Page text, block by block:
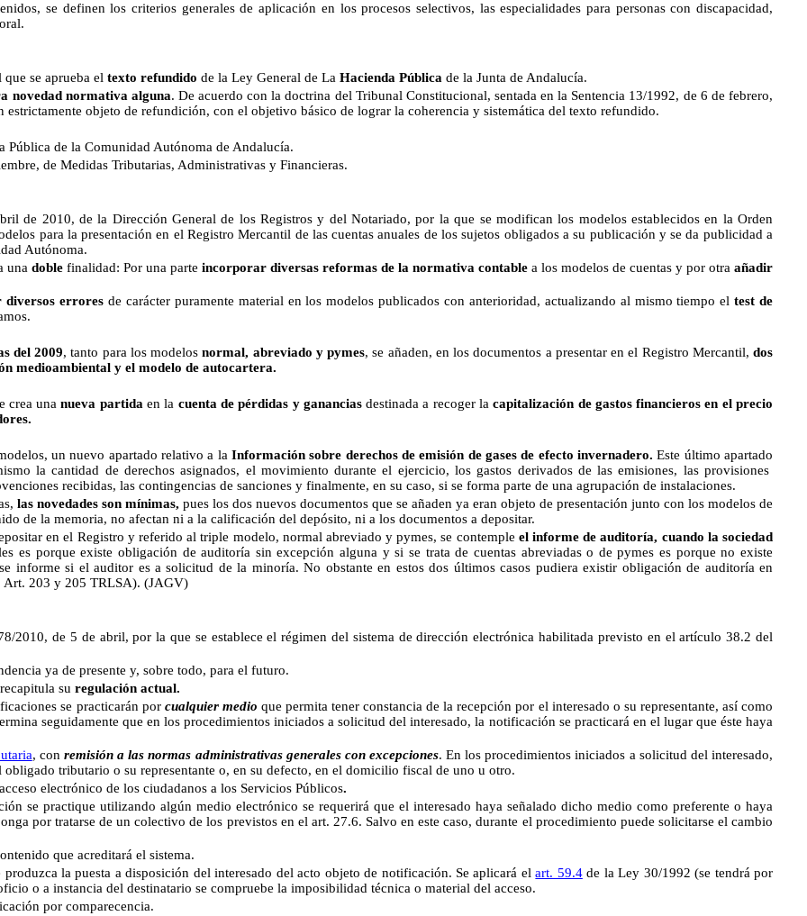
definen los criterios generales de aplicación en los procesos selectivos, las especialidades para personas con discapacidad,
se aprueba el texto refundido de la Ley General de La Hacienda Pública de la Junta de Andalucía.
novedad normativa alguna. De acuerdo con la doctrina del Tribunal Constitucional, sentada en la Sentencia 13/1992, de 6 de febrero,
estrictamente objeto de refundición, con el objetivo básico de lograr la coherencia y sistemática del texto refundido.
de la Comunidad Autónoma de Andalucía.
de Medidas Tributarias, Administrativas y Financieras.
de 2010, de la Dirección General de los Registros y del Notariado, por la que se modifican los modelos establecidos en la Orden
para la presentación en el Registro Mercantil de las cuentas anuales de los sujetos obligados a su publicación y se da publicidad a
Autónoma.
una doble finalidad: Por una parte incorporar diversas reformas de la normativa contable a los modelos de cuentas y por otra añadir
diversos errores de carácter puramente material en los modelos publicados con anterioridad, actualizando al mismo tiempo eltest de
del 2009, tanto para los modelosnormal, abreviado y pymes, se añaden, en los documentos a presentar en el Registro Mercantil,dos
medioambiental y el modelo de autocartera.
crea unanueva partida en la cuenta de pérdidas y gananciasdestinada a recoger lacapitalización de gastos financieros en el precio
un nuevo apartado relativo a la Información sobre derechos de emisión de gases de efecto invernadero. Este último apartado
la cantidad de derechos asignados, el movimiento durante el ejercicio, los gastos derivados de las emisiones, las provisiones
recibidas, las contingencias de sanciones y finalmente, en su caso, si se forma parte de una agrupación de instalaciones.
las novedades son mínimas, pues los dos nuevos documentos que se añaden ya eran objeto de presentación junto con los modelos de
de la memoria, no afectan ni a la calificación del depósito, ni a los documentos a depositar.
en el Registro y referido al triple modelo, normal abreviado y pymes, se contemple el informe de auditoría, cuando la sociedad
es porque existe obligación de auditoría sin excepción alguna y si se trata de cuentas abreviadas o de pymes es porque no existe
informe si el auditor es a solicitud de la minoría. No obstante en estos dos últimos casos pudiera existir obligación de auditoría en
Art. 203 y 205 TRLSA). (JAGV)
2010, de 5 de abril, por la que se establece el régimen del sistema de dirección electrónica habilitada previsto en el artículo 38.2 del
ya de presente y, sobre todo, para el futuro.
su regulación actual.
se practicarán por cualquier medio que permita tener constancia de la recepción por el interesado o su representante, así como
seguidamente que en los procedimientos iniciados a solicitud del interesado, la notificación se practicará en el lugar que éste haya
, con remisión a las normas administrativas generales con excepciones. En los procedimientos iniciados a solicitud del interesado,
tributario o su representante o, en su defecto, en el domicilio fiscal de uno u otro.
electrónico de los ciudadanos a los Servicios Públicos.
se practique utilizando algún medio electrónico se requerirá que el interesado haya señalado dicho medio como preferente o haya
por tratarse de un colectivo de los previstos en el art. 27.6. Salvo en este caso, durante el procedimiento puede solicitarse el cambio
que acreditará el sistema.
la puesta a disposición del interesado del acto objeto de notificación. Se aplicará elart. 59.4de la Ley 30/1992 (se tendrá por
o a instancia del destinatario se compruebe la imposibilidad técnica o material del acceso.
por comparecencia.